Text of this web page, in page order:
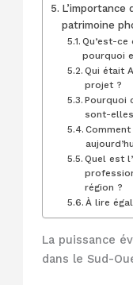
patrimoine
Qu’est-
pourquoi
Qui était
projet ?
Pourquoi
sont-
Quel est
région ?
À lire
La puissance
dans le Sud-